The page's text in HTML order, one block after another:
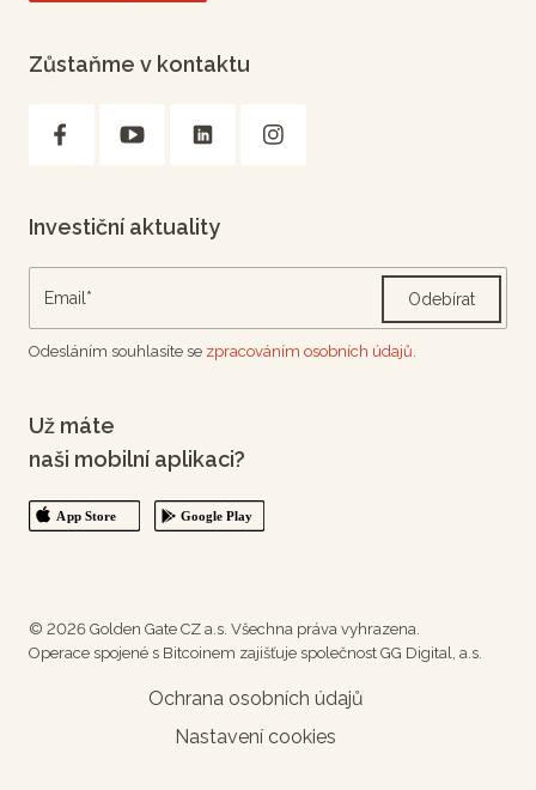
Zůstaňme v kontaktu
Investiční aktuality
Odebírat
Odesláním souhlasíte se zpracováním osobních údajů.
Už máte
naši mobilní aplikaci?
© 2026 Golden Gate CZ a.s. Všechna práva vyhrazena.
Operace spojené s Bitcoinem zajišťuje společnost GG Digital, a.s.
Ochrana osobních údajů
Nastavení cookies